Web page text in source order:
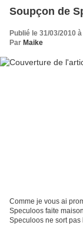
Soupçon de
Publié le 31/03/2010
Par Maike
Comme je vous ai
Speculoos faite
Speculoos ne sort pas